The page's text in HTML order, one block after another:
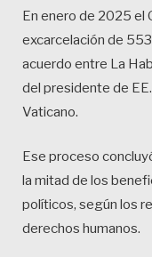
En enero de 2025 el
excarcelación de
acuerdo entre La
del presidente de
Vaticano.
Ese proceso
la mitad de los
políticos, según los
derechos humanos.